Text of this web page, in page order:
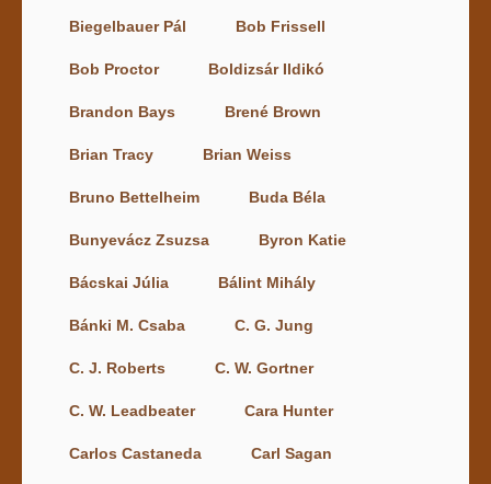
Biegelbauer Pál Bob Frissell
Bob Proctor Boldizsár Ildikó
Brandon Bays Brené Brown
Brian Tracy Brian Weiss
Bruno Bettelheim Buda Béla
Bunyevácz Zsuzsa Byron Katie
Bácskai Júlia Bálint Mihály
Bánki M. Csaba C. G. Jung
C. J. Roberts C. W. Gortner
C. W. Leadbeater Cara Hunter
Carlos Castaneda Carl Sagan